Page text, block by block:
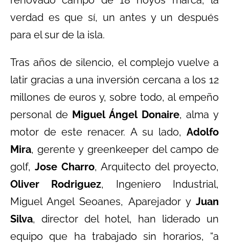
verdad es que sí, un antes y un después
para el sur de la isla.
Tras años de silencio, el complejo vuelve a
latir gracias a una inversión cercana a los 12
millones de euros y, sobre todo, al empeño
personal de Miguel Ángel Donaire, alma y
motor de este renacer. A su lado, Adolfo
Mira, gerente y greenkeeper del campo de
golf, Jose Charro, Arquitecto del proyecto,
Oliver Rodriguez, Ingeniero Industrial,
Miguel Angel Seoanes, Aparejador y Juan
Silva, director del hotel, han liderado un
equipo que ha trabajado sin horarios, “a